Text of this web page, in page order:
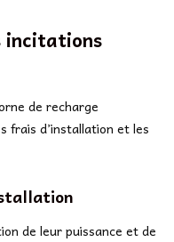
incitations
de recharge
frais d’installation et les
de leur puissance et de